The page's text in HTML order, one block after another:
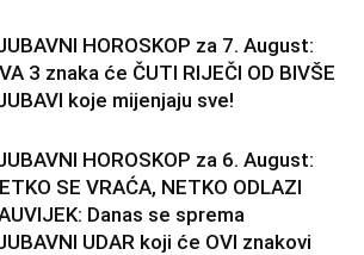
HOROSKOP za 7. August:
3 znaka će ČUTI RIJEČI OD BIVŠE
koje mijenjaju sve!
HOROSKOP za 6. August:
SE VRAĆA, NETKO ODLAZI
Danas se sprema
UDAR koji će OVI znakovi